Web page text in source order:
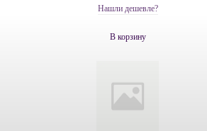
Нашли дешевле?
В корзину